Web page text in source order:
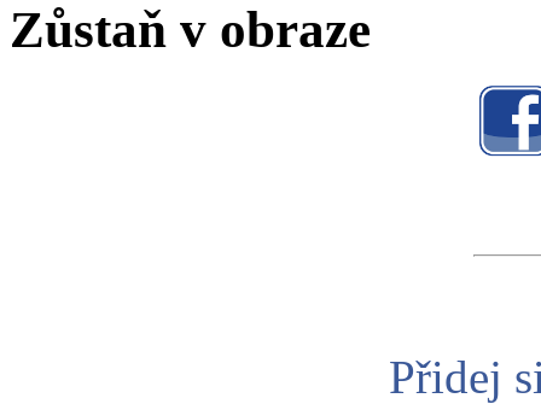
Zůstaň v obraze
Přidej